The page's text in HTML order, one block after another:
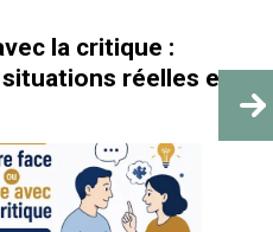
la critique :
réelles en